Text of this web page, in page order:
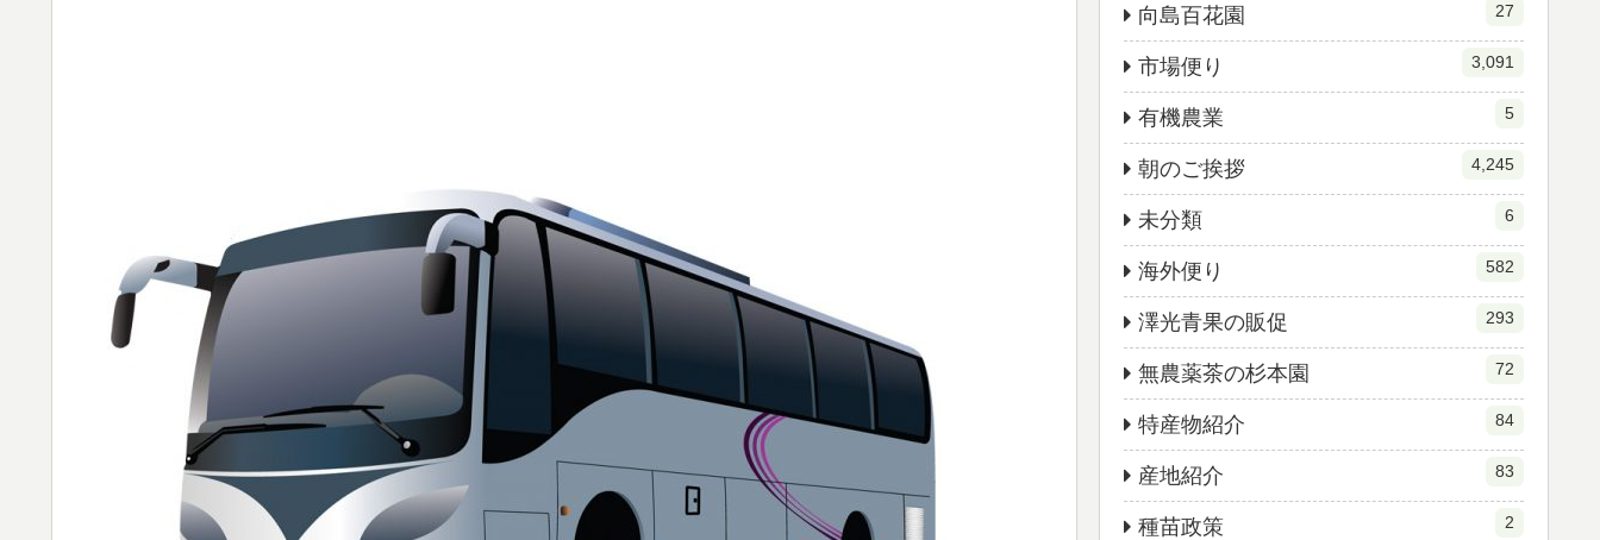
向島百花園 27
市場便り 3,091
有機農業 5
朝のご挨拶 4,245
未分類 6
海外便り 582
澤光青果の販促 293
無農薬茶の杉本園 72
特産物紹介 84
産地紹介 83
種苗政策 2